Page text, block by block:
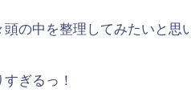
の中を整理してみたいと思
ぎるっ！